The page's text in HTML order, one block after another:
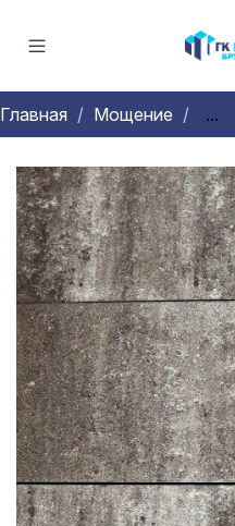
Главная Мощение ...